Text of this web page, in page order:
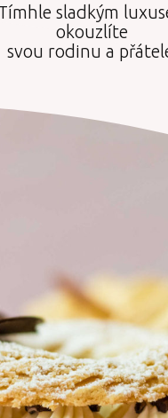
sladkým
okouzlíte
svou rodinu a